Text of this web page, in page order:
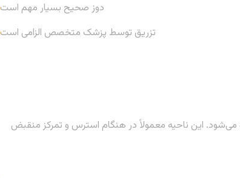
دوز صحیح بسیار مهم است
تزریق توسط پزشک متخصص الزامی است
برای درمان خطوط عمودی (خطوط ۱۱) استفاده می‌شود. این ناحیه معمولاً در هنگام استرس و تمرکز منقبض